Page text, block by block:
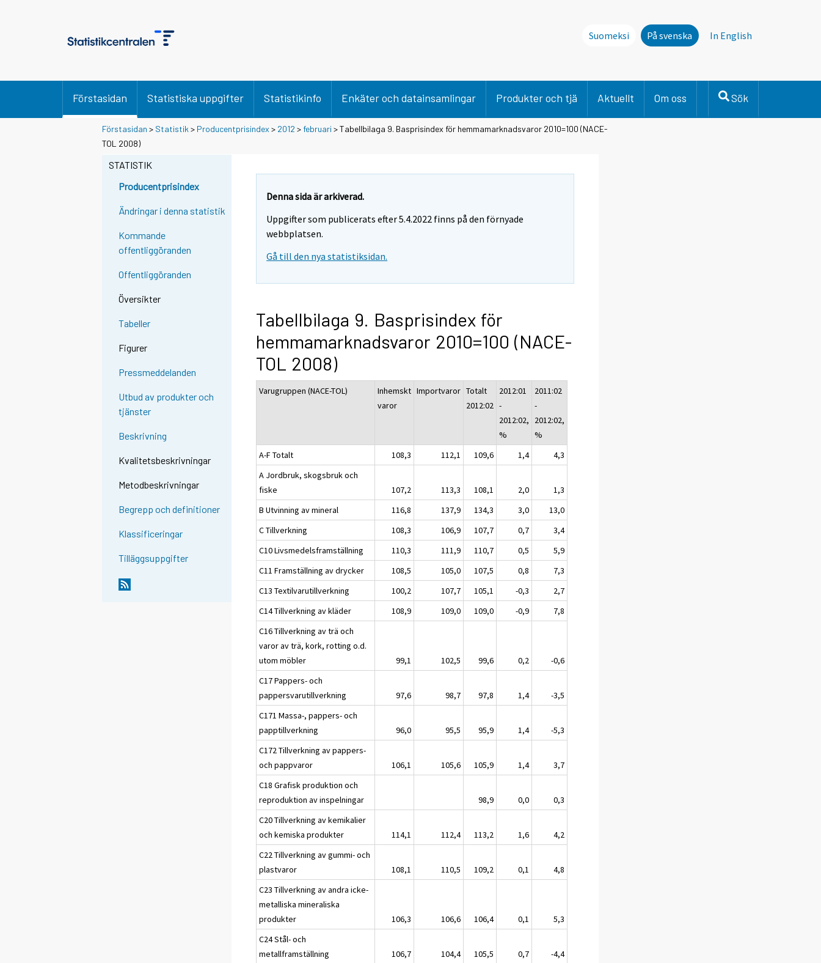
Suomeksi På svenska In English
Förstasidan Statistiska uppgifter Statistikinfo Enkäter och datainsamlingar Produkter och tjä Aktuellt Om oss Sök
Förstasidan > Statistik > Producentprisindex > 2012 >februari > Tabellbilaga 9. Basprisindex för hemmamarknadsvaror 2010=100 (NACE-
TOL 2008)
STATISTIK
Producentprisindex
Ändringar i denna statistik
Kommande
offentliggöranden
Offentliggöranden
Översikter
Tabeller
Figurer
Pressmeddelanden
Utbud av produkter och
tjänster
Beskrivning
Kvalitetsbeskrivningar
Metodbeskrivningar
Begrepp och definitioner
Klassificeringar
Tilläggsuppgifter
Denna sida är arkiverad.
Uppgifter som publicerats efter 5.4.2022 finns på den förnyade
webbplatsen.
Gå till den nya statistiksidan.
Tabellbilaga 9. Basprisindex för
hemmamarknadsvaror 2010=100 (NACE-
TOL 2008)
Varugruppen (NACE-TOL)
Inhemskt
varor
Importvaror Totalt
2012:02
2012:01
-
2012:02,
%
2011:02
-
2012:02,
%
A-F Totalt
108,3 112,1 109,6 1,4
4,3
A Jordbruk, skogsbruk och
fiske
107,2 113,3 108,1 2,0
1,3
B Utvinning av mineral
116,8 137,9 134,3 3,0
13,0
C Tillverkning
108,3 106,9 107,7 0,7
3,4
C10 Livsmedelsframställning
110,3 111,9 110,7 0,5
5,9
C11 Framställning av drycker
108,5 105,0 107,5 0,8
7,3
C13 Textilvarutillverkning
100,2 107,7 105,1 -0,3
2,7
C14 Tillverkning av kläder
108,9 109,0 109,0 -0,9
7,8
C16 Tillverkning av trä och
varor av trä, kork, rotting o.d.
utom möbler
99,1 102,5 99,6 0,2
-0,6
C17 Pappers- och
pappersvarutillverkning
97,6 98,7 97,8 1,4
-3,5
C171 Massa-, pappers- och
papptillverkning
96,0 95,5 95,9 1,4
-5,3
C172 Tillverkning av pappers-
och pappvaror
106,1 105,6 105,9 1,4
3,7
C18 Grafisk produktion och
reproduktion av inspelningar
98,9 0,0
0,3
C20 Tillverkning av kemikalier
och kemiska produkter
114,1 112,4 113,2 1,6
4,2
C22 Tillverkning av gummi- och
plastvaror
108,1 110,5 109,2 0,1
4,8
C23 Tillverkning av andra icke-
metalliska mineraliska
produkter
106,3 106,6 106,4 0,1
5,3
C24 Stål- och
metallframställning
106,7 104,4 105,5 0,7
-4,4